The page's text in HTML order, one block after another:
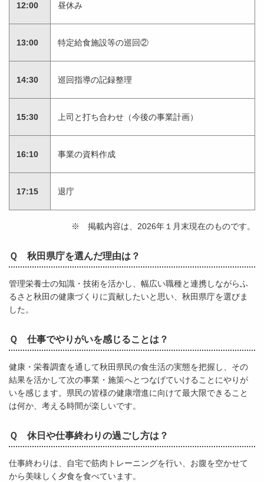
12:00 昼休み
13:00 特定給食施設等の巡回②
14:30 巡回指導の記録整理
15:30 上司と打ち合わせ（今後の事業計画）
16:10 事業の資料作成
17:15 退庁
※ 掲載内容は、2026年１月末現在のものです。
Ｑ 秋田県庁を選んだ理由は？
管理栄養士の知識・技術を活かし、幅広い職種と連携しながらふ
るさと秋田の健康づくりに貢献したいと思い、秋田県庁を選びま
した。
Ｑ 仕事でやりがいを感じることは？
健康・栄養調査を通して秋田県民の食生活の実態を把握し、その
結果を活かして次の事業・施策へとつなげていけることにやりが
いを感じます。県民の皆様の健康増進に向けて最大限できること
は何か、考える時間が楽しいです。
Ｑ 休日や仕事終わりの過ごし方は？
仕事終わりは、自宅で筋肉トレーニングを行い、お腹を空かせて
から美味しく夕食を食べています。